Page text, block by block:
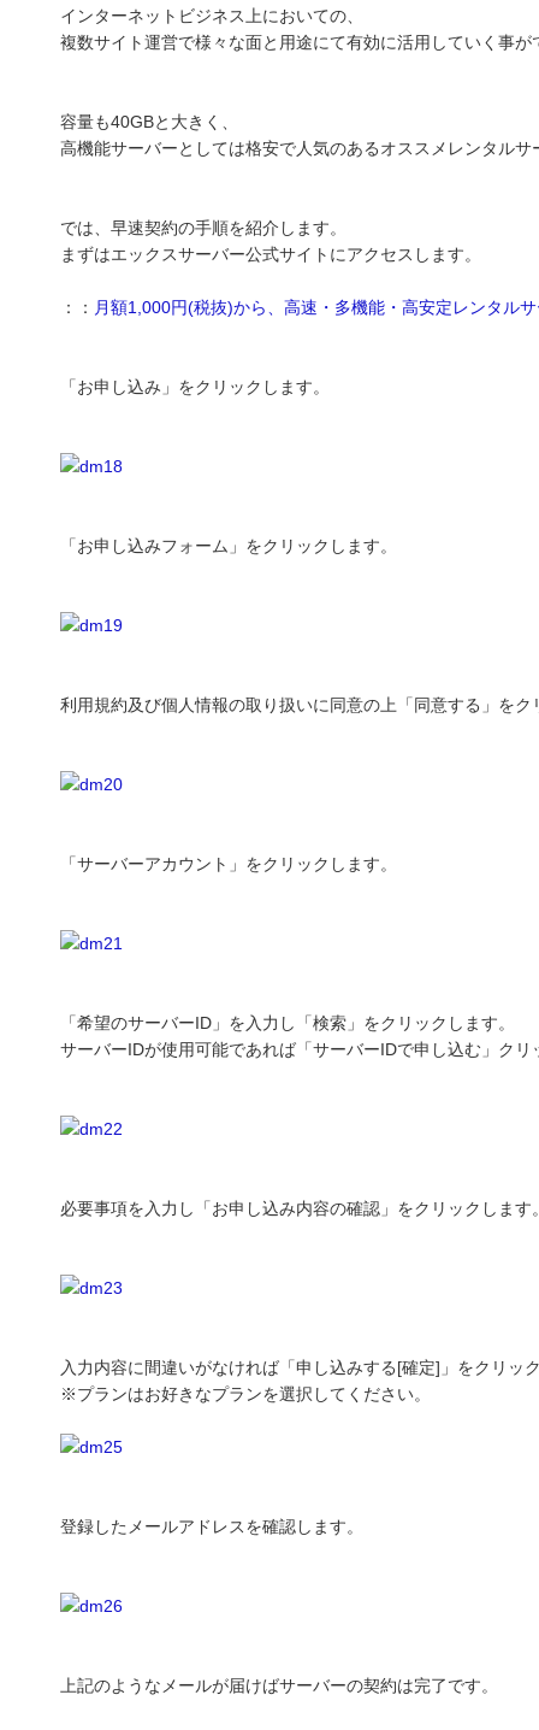
インターネットビジネス上においての、
複数サイト運営で様々な面と用途にて有効に活用していく事が
容量も40GBと大きく、
高機能サーバーとしては格安で人気のあるオススメレンタルサ
では、早速契約の手順を紹介します。
まずはエックスサーバー公式サイトにアクセスします。
：： 月額1,000円(税抜)から、高速・多機能・高安定レンタル
「お申し込み」をクリックします。
「お申し込みフォーム」をクリックします。
利用規約及び個人情報の取り扱いに同意の上「同意する」をク
「サーバーアカウント」をクリックします。
「希望のサーバーID」を入力し「検索」をクリックします。
サーバーIDが使用可能であれば「サーバーIDで申し込む」クリ
必要事項を入力し「お申し込み内容の確認」をクリックします
入力内容に間違いがなければ「申し込みする[確定]」をクリッ
※プランはお好きなプランを選択してください。
登録したメールアドレスを確認します。
上記のようなメールが届けばサーバーの契約は完了です。